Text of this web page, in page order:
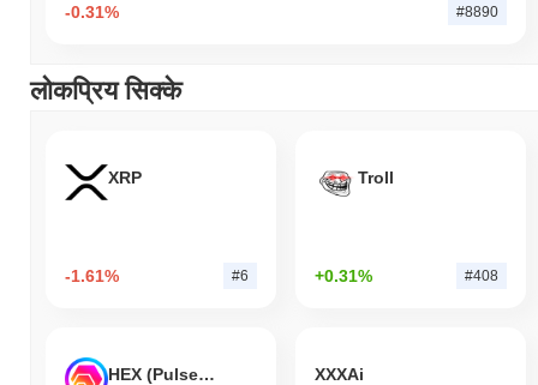
-0.31% #8890
लोकप्रिय सिक्के
XRP
-1.61% #6
Troll
+0.31% #408
HEX (Pulsechain) XXXAi